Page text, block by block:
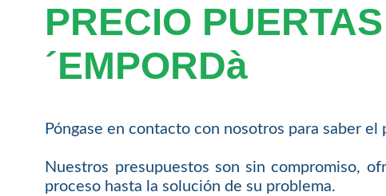
PRECIO
´EMPORDà
Póngase en contacto con nosotros para saber
Nuestros presupuestos son sin compromiso,
proceso hasta la solución de su problema.